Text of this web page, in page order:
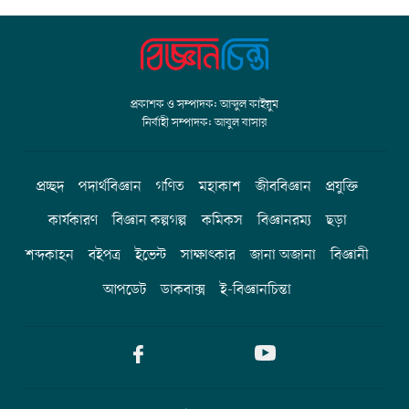
প্রকাশক ও সম্পাদক: আব্দুল কাইয়ুম
নির্বাহী সম্পাদক: আবুল বাসার
প্রচ্ছদ পদার্থবিজ্ঞান গণিত মহাকাশ জীববিজ্ঞান
প্রযুক্তি
কার্যকারণ
বিজ্ঞান কল্পগল্প কমিকস বিজ্ঞানরম্য
ছড়া
শব্দকাহন
বইপত্র ইভেন্ট সাক্ষাৎকার জানা অজানা
বিজ্ঞানী
আপডেট
ডাকবাক্স ই-বিজ্ঞানচিন্তা